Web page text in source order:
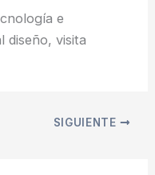
e
diseño, visita
SIGUIENTE